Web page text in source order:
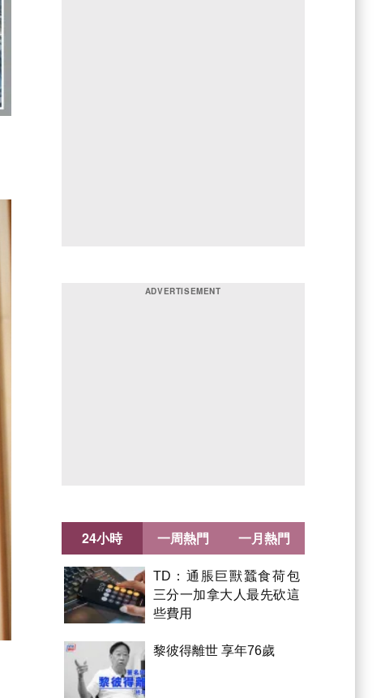
24小時
TD：通脹巨獸蠶食荷包
三分一加拿大人最先砍這
些費用
黎彼得離世 享年76歲
一周熱門 一月熱門